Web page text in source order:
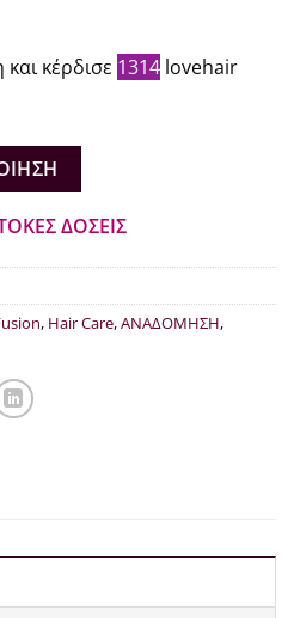
κέρδισε 1314 lovehair
ΔΟΣΕΙΣ
, Hair Care,ΑΝΑΔΟΜΗΣΗ,